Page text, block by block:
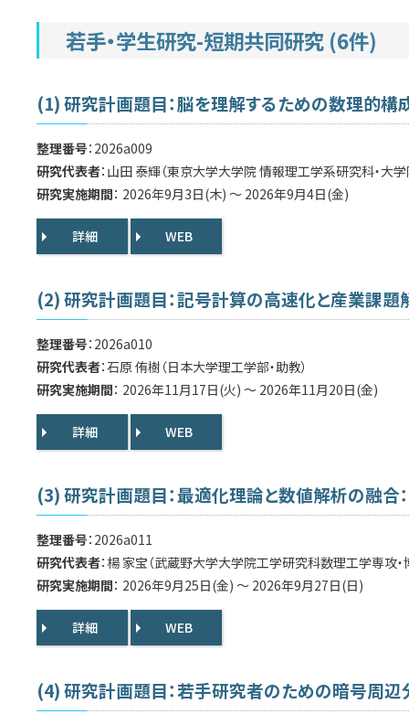
若手・学生研究-短期共同研究 (6件)
(1) 研究計画題目：脳を理解するための数理的構
整理番号：2026a009
研究代表者：山田 泰輝（東京大学大学院 情報理工学系研究科・大学
研究実施期間： 2026年9月3日(木) ～ 2026年9月4日(金)
詳細 WEB
(2) 研究計画題目：記号計算の高速化と産業課
整理番号：2026a010
研究代表者：石原 侑樹（日本大学理工学部・助教）
研究実施期間： 2026年11月17日(火) ～ 2026年11月20日(金)
詳細 WEB
(3) 研究計画題目：最適化理論と数値解析の融合
整理番号：2026a011
研究代表者：楊 家宝（武蔵野大学大学院工学研究科数理工学専攻・
研究実施期間： 2026年9月25日(金) ～ 2026年9月27日(日)
詳細 WEB
(4) 研究計画題目：若手研究者のための暗号周